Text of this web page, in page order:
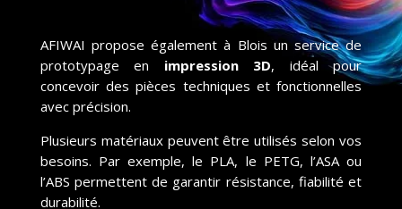
AFIWAI propose également à Blois un service de
prototypage en impression 3D, idéal pour
concevoir des pièces techniques et fonctionnelles
avec précision.
Plusieurs matériaux peuvent être utilisés selon vos
besoins. Par exemple, le PLA, le PETG, l’ASA ou
l’ABS permettent de garantir résistance, fiabilité et
durabilité.